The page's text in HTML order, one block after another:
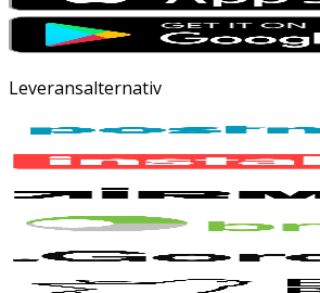
Leveransalternativ